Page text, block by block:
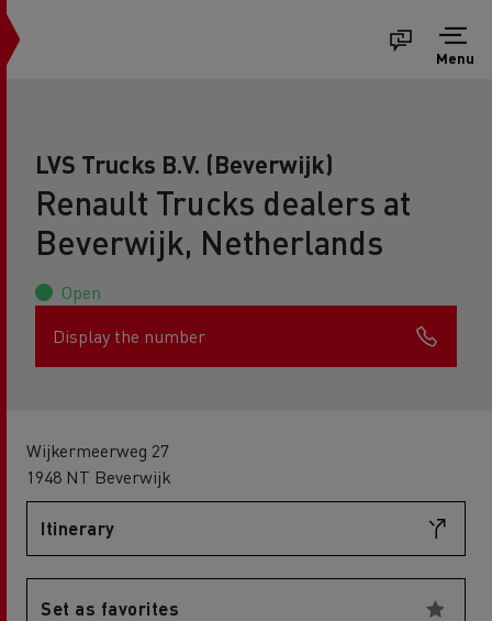
Menu
LVS Trucks B.V. (Beverwijk)
Renault Trucks dealers at
Beverwijk, Netherlands
Open
Display the number
Wijkermeerweg 27
1948 NT Beverwijk
Itinerary
Set as favorites